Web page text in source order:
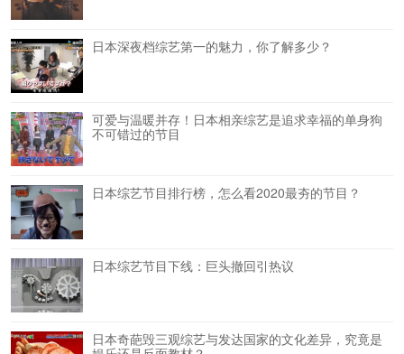
日本深夜档综艺第一的魅力，你了解多少？
可爱与温暖并存！日本相亲综艺是追求幸福的单身狗
不可错过的节目
日本综艺节目排行榜，怎么看2020最夯的节目？
日本综艺节目下线：巨头撤回引热议
日本奇葩毁三观综艺与发达国家的文化差异，究竟是